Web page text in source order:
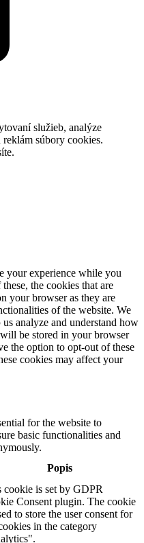
služieb, analýze
súbory cookies.
your experience while you
the cookies that are
your browser as they are
of the website. We
analyze and understand how
be stored in your browser
the option to opt-out of these
cookies may affect your
for the website to
basic functionalities and
Popis
cookie is set by GDPR
Consent plugin. The cookie
to store the user consent for
in the category